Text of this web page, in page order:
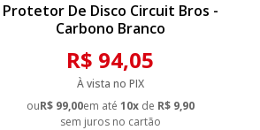
Protetor De Disco Circuit Bros -
Carbono Branco
R$ 94,05
À vista no PIX
ouR$ 99,00em até 10xde R$ 9,90
sem juros no cartão